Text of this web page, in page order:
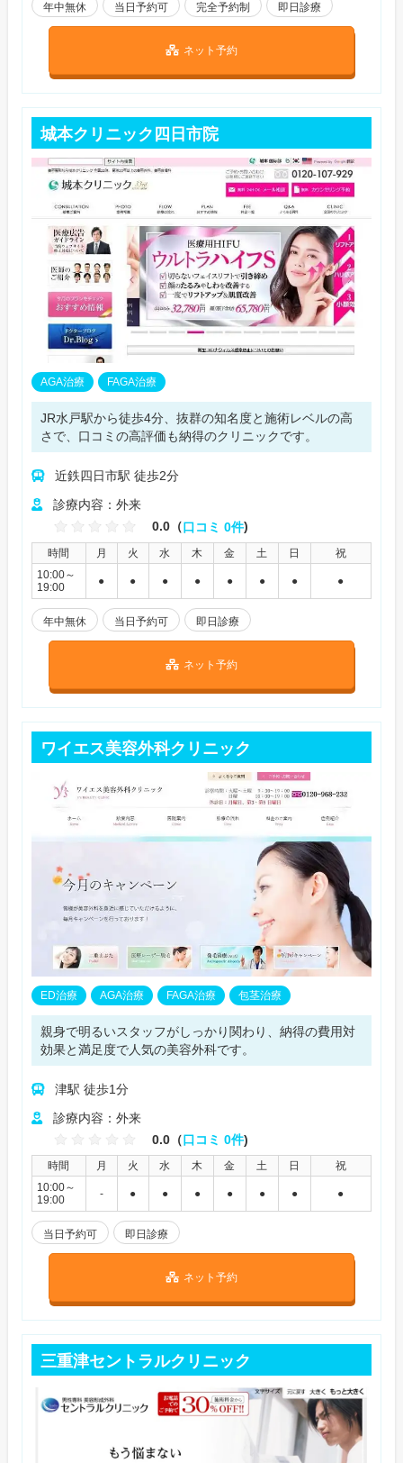
年中無休 当日予約可 完全予約制 即日診療
ネット予約
城本クリニック四日市院
AGA治療 FAGA治療
JR水戸駅から徒歩4分、抜群の知名度と施術レベルの高
さで、口コミの高評価も納得のクリニックです。
近鉄四日市駅 徒歩2分
診療内容：外来
0.0（口コミ 0件)
時間 月 火 水 木 金 土 日
祝
10:00～
19:00
● ● ● ● ● ● ● ●
年中無休 当日予約可 即日診療
ネット予約
ワイエス美容外科クリニック
ED治療 AGA治療 FAGA治療 包茎治療
親身で明るいスタッフがしっかり関わり、納得の費用対
効果と満足度で人気の美容外科です。
津駅 徒歩1分
診療内容：外来
0.0（口コミ 0件)
時間 月 火 水 木 金 土 日
祝
10:00～
19:00
- ● ● ● ● ● ● ●
当日予約可 即日診療
ネット予約
三重津セントラルクリニック